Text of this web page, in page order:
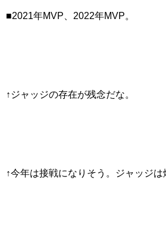
■2021年MVP、2022年MVP。
↑ジャッジの存在が残念だな。
↑今年は接戦になりそう。ジャッジは